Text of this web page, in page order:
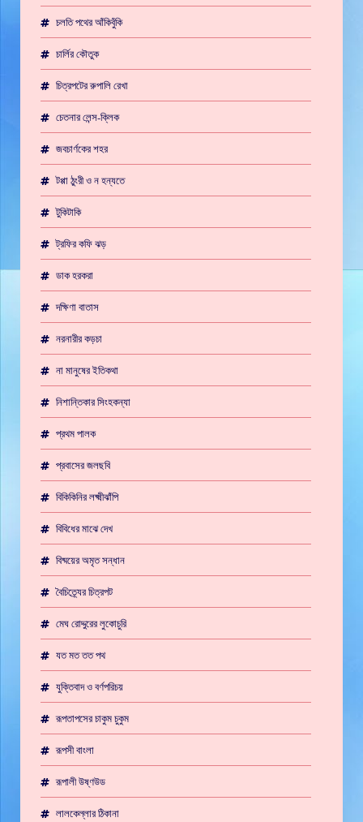
চলতি পথের আঁকিবুঁকি
চার্লির কৌতুক
চিত্রপটের রুপালি রেখা
চেতনার লেন্স-ক্লিক
জবচার্ণকের শহর
টপ্পা ঠুংরী ও ন হন্যতে
টুকিটাকি
ট্রফির কফি ঝড়
ডাক হরকরা
দক্ষিণা বাতাস
নরনারীর কড়চা
না মানুষের ইতিকথা
নিশান্তিকার সিংহকন্যা
প্রথম পালক
প্রবাসের জলছবি
বিকিকিনির লক্ষ্মীঝাঁপি
বিবিধের মাঝে দেখ
বিষ্ময়ের অমৃত সন্ধান
বৈচিত্র্যের চিত্রপট
মেঘ রোদ্দুরের লুকোচুরি
যত মত তত পথ
যুক্তিবাদ ও বর্ণপরিচয়
রূপতাপসের চাকুম চুকুম
রূপসী বাংলা
রূপালী উষ্ণউড
লালকেল্লার ঠিকানা